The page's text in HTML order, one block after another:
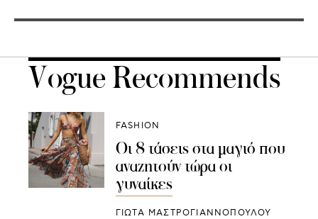
Vogue Recommends
FASHION
Οι 8 τάσεις στα μαγιό που
αναζητούν τώρα οι
γυναίκες
ΓΙΩΤΑ ΜΑΣΤΡΟΓΙΑΝΝΟΠΟΥΛΟΥ